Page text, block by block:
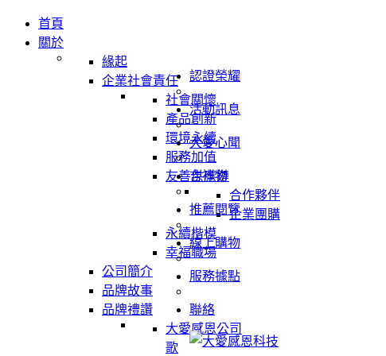
首頁
關於
緣起
企業社會責任
社會關懷
產品創新
環境永續
服務加值
友善供應鏈
合作夥伴
企業團購
永續楷模
幸福職場
公司簡介
品牌故事
品牌禮讚
大愛感恩公司
歌
認證榮耀
活動訊息
大愛心聞
吉祥物
推薦閱覽
線上購物
服務據點
聯絡